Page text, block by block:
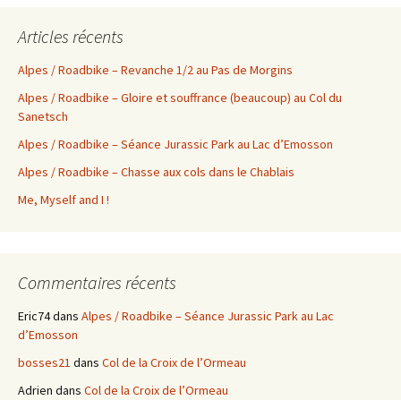
Articles récents
Alpes / Roadbike – Revanche 1/2 au Pas de Morgins
Alpes / Roadbike – Gloire et souffrance (beaucoup) au Col du
Sanetsch
Alpes / Roadbike – Séance Jurassic Park au Lac d’Emosson
Alpes / Roadbike – Chasse aux cols dans le Chablais
Me, Myself and I !
Commentaires récents
Eric74dans Alpes / Roadbike – Séance Jurassic Park au Lac
d’Emosson
bosses21 dans Col de la Croix de l’Ormeau
Adrien dans Col de la Croix de l’Ormeau